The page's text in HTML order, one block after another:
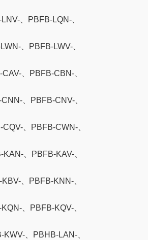
、PBFB-LQN-、
、PBFB-LWV-、
、PBFB-CBN-、
、PBFB-CNV-、
、PBFB-CWN-、
、PBFB-KAV-、
、PBFB-KNN-、
、PBFB-KQV-、
、PBHB-LAN-、